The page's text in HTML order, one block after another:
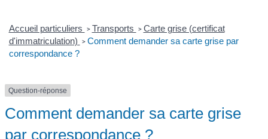
Accueil particuliers > Transports > Carte grise (certificat
d'immatriculation) > Comment demander sa carte grise par
correspondance ?
Question-réponse
Comment demander sa carte grise
par correspondance ?